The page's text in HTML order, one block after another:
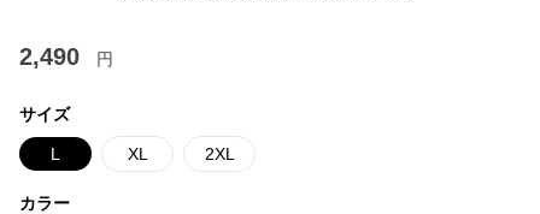
2,490 円
サイズ
L XL 2XL
カラー